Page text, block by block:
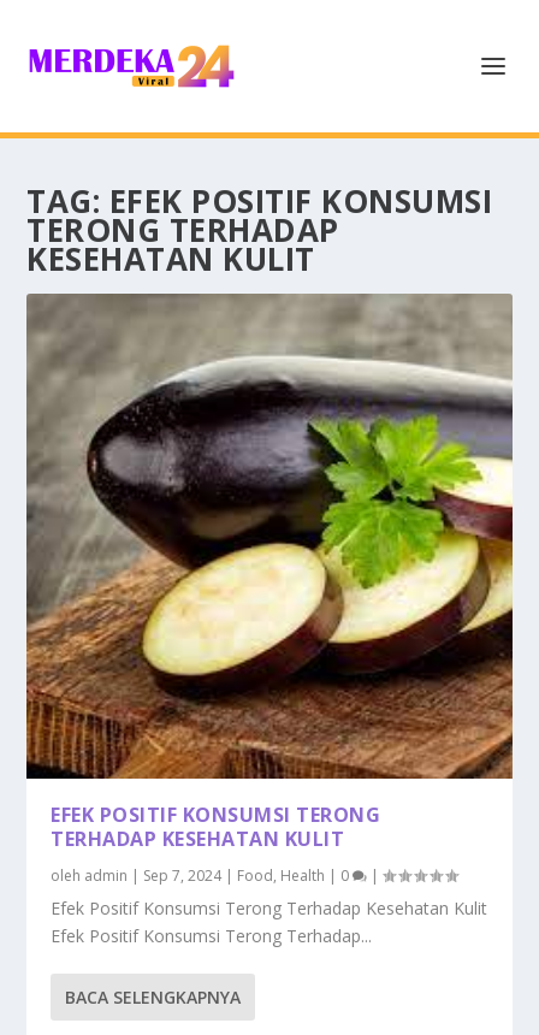
TAG: EFEK POSITIF KONSUMSI
TERONG TERHADAP
KESEHATAN KULIT
EFEK POSITIF KONSUMSI TERONG
TERHADAP KESEHATAN KULIT
oleh admin | Sep 7, 2024| Food, Health | 0 |
Efek Positif Konsumsi Terong Terhadap Kesehatan Kulit
Efek Positif Konsumsi Terong Terhadap...
BACA SELENGKAPNYA